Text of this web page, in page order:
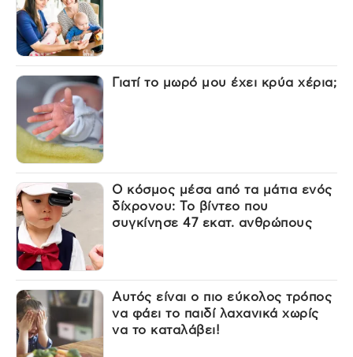
Γιατί το μωρό μου έχει κρύα χέρια;
Ο κόσμος μέσα από τα μάτια ενός
δίχρονου: Το βίντεο που
συγκίνησε 47 εκατ. ανθρώπους
Αυτός είναι ο πιο εύκολος τρόπος
να φάει το παιδί λαχανικά χωρίς
να το καταλάβει!